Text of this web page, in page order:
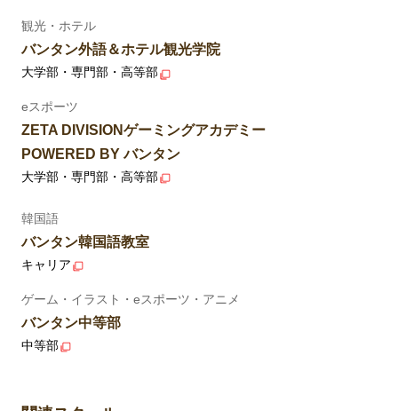
観光・ホテル
バンタン外語＆ホテル観光学院
大学部・専門部・高等部
eスポーツ
ZETA DIVISIONゲーミングアカデミー
POWERED BY バンタン
大学部・専門部・高等部
韓国語
バンタン韓国語教室
キャリア
ゲーム・イラスト・eスポーツ・アニメ
バンタン中等部
中等部